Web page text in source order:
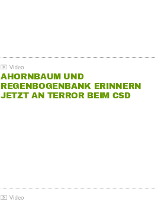
AHORNBAUM UND
REGENBOGENBANK ERINNERN
JETZT AN TERROR BEIM CSD